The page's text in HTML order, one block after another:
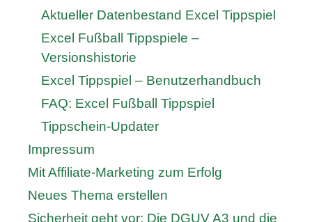
Aktueller Datenbestand Excel Tippspiel
Excel Fußball Tippspiele –
Versionshistorie
Excel Tippspiel – Benutzerhandbuch
FAQ: Excel Fußball Tippspiel
Tippschein-Updater
Impressum
Mit Affiliate-Marketing zum Erfolg
Neues Thema erstellen
Sicherheit geht vor: Die DGUV A3 und die